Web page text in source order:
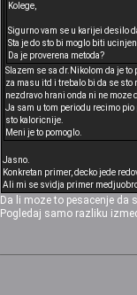
Kolege,
Sigurno vam se u karijei desilo
Sta je do sto bi moglo biti
Da je proverena metoda?
Slazem se sa dr.Nikolom da je to
za masu itd i trebalo bi da se
nezdravo hrani onda ni ne moze
Ja sam u tom periodu recimo
sto kaloricnije.
Meni je to pomoglo.
Jasno.
Konkretan primer, decko jede
Ali mi se svidja primer
Da li moze to pesacenje da
Pogledaj samo razliku